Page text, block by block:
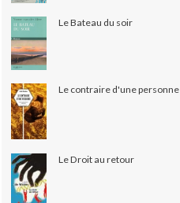
Le Bateau du soir
Le contraire d'une personne
Le Droit au retour